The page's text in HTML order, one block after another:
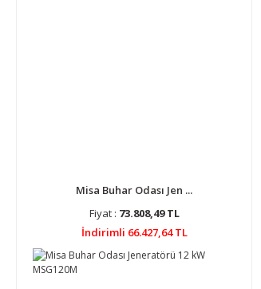
Misa Buhar Odası Jen ...
Fiyat : 73.808,49 TL
İndirimli 66.427,64 TL